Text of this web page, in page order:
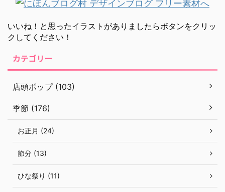
いいね！と思ったイラストがありましたらボタンをクリッ
クしてください！
カテゴリー
店頭ポップ (103)
季節 (176)
お正月 (24)
節分 (13)
ひな祭り (11)